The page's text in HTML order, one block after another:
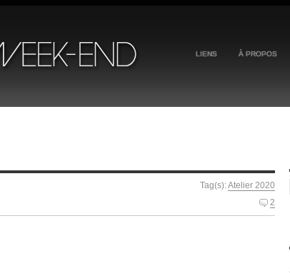
LIENS À PROPOS
Tag(s):Atelier 2020
2